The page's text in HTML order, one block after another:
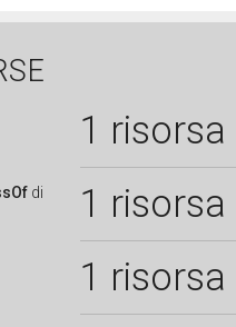
1 risorsa
di 1 risorsa
1 risorsa